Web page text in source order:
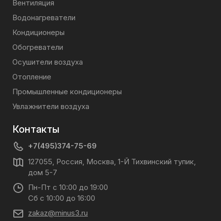
учесть, что газа он потребляет совсем не много.
Малый вес и отсутствие необходимости стационарного
монтажа делают этот прибор универсальным и легко
перемещаемым.
Для запуска работы обогревателя не нужны ни спички,
ни зажигалки – это оборудование оснащено удобным
Вентиляция
Водонагреватели
Кондиционеры
Обогреватели
Осушители воздуха
Отопление
Промышленные кондиционеры
Увлажнители воздуха
Контакты
+7(495)374-75-69
127055, Россия, Москва, 1-Й Тихвинский тупик,
дом 5-7
Пн-Пт с 10:00 до 19:00
Сб с 10:00 до 16:00
zakaz@minus3.ru